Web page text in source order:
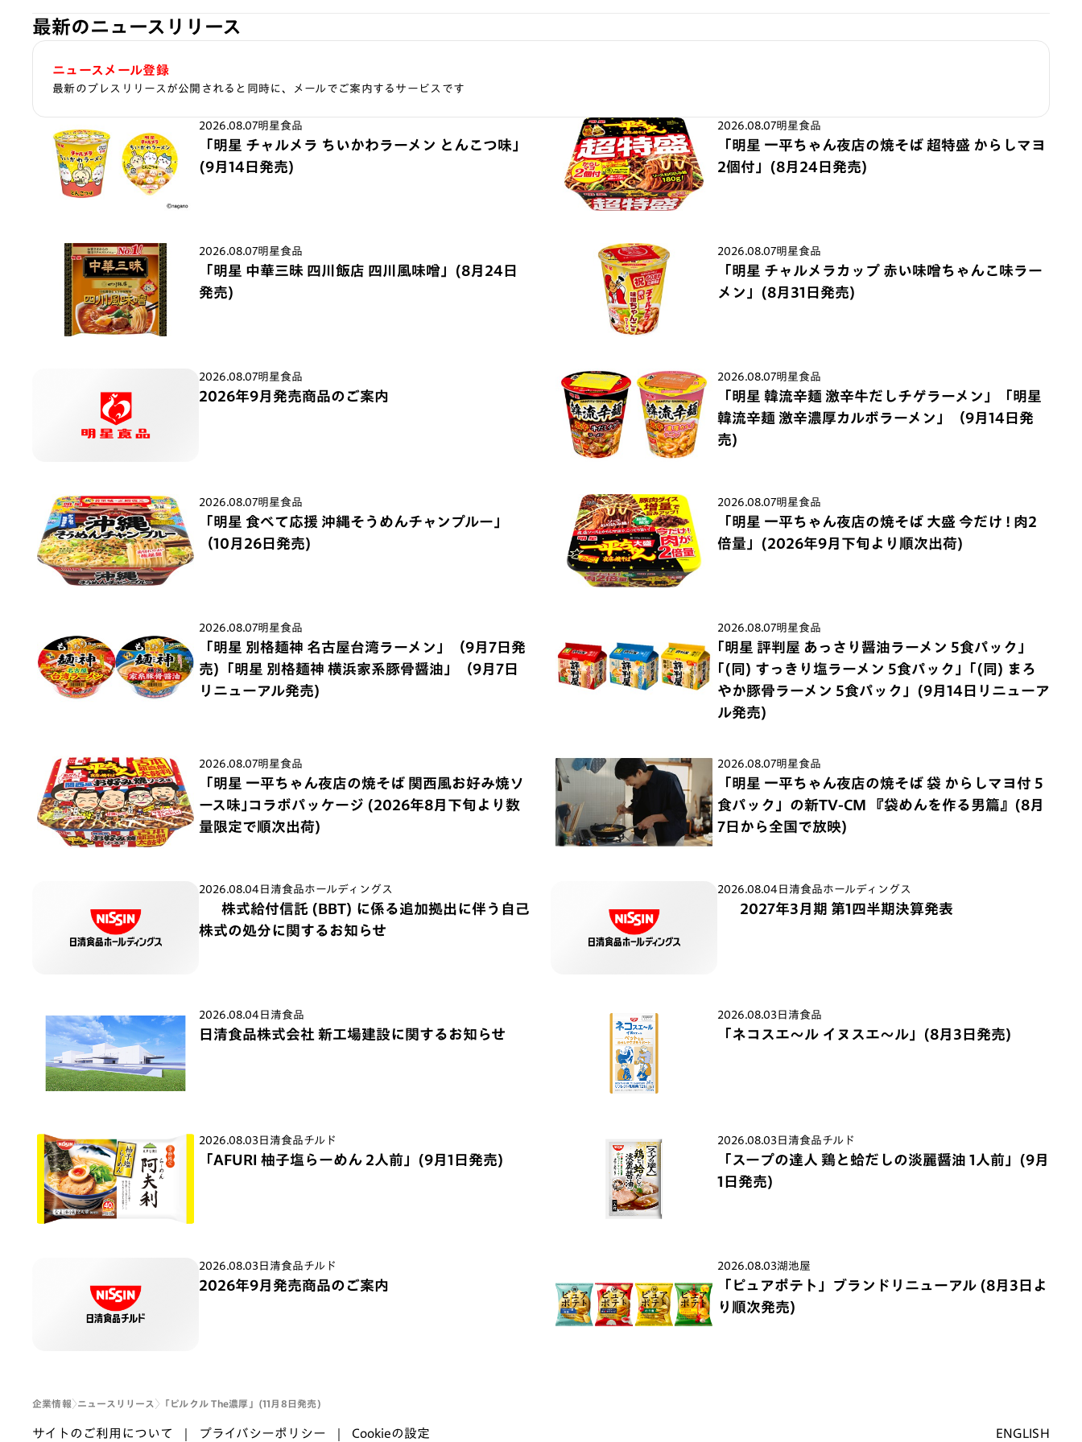
最新のニュースリリース
ニュースメール登録
最新のプレスリリースが公開されると同時に、メールでご案内するサービスです
2026.08.07明星食品
「明星 チャルメラ ちいかわラーメン とんこつ味」
(9月14日発売)
2026.08.07明星食品
「明星 一平ちゃん夜店の焼そば 超特盛 からしマヨ
2個付」(8月24日発売)
2026.08.07明星食品
「明星 中華三昧 四川飯店 四川風味噌」(8月24日
発売)
2026.08.07明星食品
「明星 チャルメラカップ 赤い味噌ちゃんこ味ラー
メン」(8月31日発売)
2026.08.07明星食品
2026年9月発売商品のご案内
2026.08.07明星食品
「明星 韓流辛麺 激辛牛だしチゲラーメン」「明星
韓流辛麺 激辛濃厚カルボラーメン」（9月14日発
売)
2026.08.07明星食品
「明星 食べて応援 沖縄そうめんチャンプルー」
（10月26日発売)
2026.08.07明星食品
「明星 一平ちゃん夜店の焼そば 大盛 今だけ ! 肉2
倍量」(2026年9月下旬より順次出荷)
2026.08.07明星食品
「明星 別格麺神 名古屋台湾ラーメン」（9月7日発
売)「明星 別格麺神 横浜家系豚骨醤油」（9月7日
リニューアル発売)
2026.08.07明星食品
｢明星 評判屋 あっさり醤油ラーメン 5食パック」
｢(同) すっきり塩ラーメン 5食パック」｢(同) まろ
やか豚骨ラーメン 5食パック」(9月14日リニューア
ル発売)
2026.08.07明星食品
「明星 一平ちゃん夜店の焼そば 関西風お好み焼ソ
ース味｣コラボパッケージ (2026年8月下旬より数
量限定で順次出荷)
2026.08.07明星食品
「明星 一平ちゃん夜店の焼そば 袋 からしマヨ付 5
食パック」の新TV-CM 『袋めんを作る男篇』(8月
7日から全国で放映)
2026.08.04 日清食品ホールディングス
株式給付信託 (BBT) に係る追加拠出に伴う自己
株式の処分に関するお知らせ
2026.08.04 日清食品ホールディングス
2027年3月期 第1四半期決算発表
2026.08.04 日清食品
日清食品株式会社 新工場建設に関するお知らせ
2026.08.03 日清食品
「ネコスエ～ル イヌスエ～ル」(8月3日発売)
2026.08.03 日清食品チルド
「AFURI 柚子塩らーめん 2人前」(9月1日発売)
2026.08.03 日清食品チルド
「スープの達人 鶏と蛤だしの淡麗醤油 1人前」(9月
1日発売)
2026.08.03 日清食品チルド
2026年9月発売商品のご案内
2026.08.03湖池屋
「ピュアポテト」ブランドリニューアル (8月3日よ
り順次発売)
企業情報 ニュースリリース 「ピルクル The濃厚」(11月8日発売)
サイトのご利用について プライバシーポリシー Cookieの設定 ENGLISH